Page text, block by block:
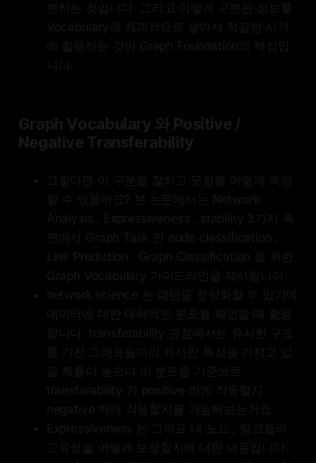
현하는 것입니다. 그리고 이렇게 구분된 정보를
Vocabulary에 체계적으로 쌓아서 적절한 시기
에 활용하는 것이 Graph Foundation의 핵심입
니다.
Graph Vocabulary 와 Positive /
Negative Transferability
그렇다면 이 구분을 잘하고 못함을 어떻게 측정
할 수 있을까요? 본 논문에서는 Network
Analysis , Expressiveness , stability 3가지 측
면에서 Graph Task 인 node classification ,
Link Prediction , Graph Classification 을 위한
Graph Vocabulary 가이드라인을 제시합니다.
network science 는 패턴을 정량화할 수 있기에
데이터에 대한 대략적인 분포를 확인할 때 활용
합니다. transferability 관점에서는 유사한 구조
를 가진 그래프들끼리 유사한 특성을 가지고 있
을 확률이 높으니 이 분포를 기준으로
transferability 가 positive 하게 작동할지
negative 하게 작동할지를 가늠해보는거죠.
Expressiveness 는 그래프 내 노드 , 링크들의
고유성을 어떻게 보장할지에 대한 내용입니다.